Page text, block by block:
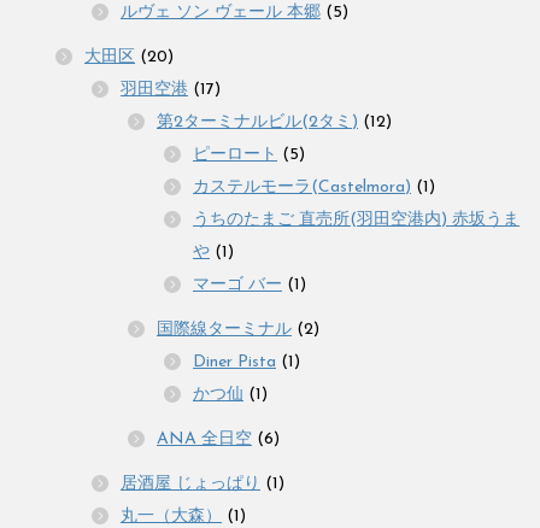
ルヴェ ソン ヴェール 本郷 (5)
大田区 (20)
羽田空港 (17)
第2ターミナルビル(2タミ) (12)
ピーロート (5)
カステルモーラ(Castelmora) (1)
うちのたまご 直売所(羽田空港内) 赤坂うま
や (1)
マーゴ バー (1)
国際線ターミナル (2)
Diner Pista (1)
かつ仙 (1)
ANA 全日空 (6)
居酒屋 じょっぱり (1)
丸一（大森）
(1)